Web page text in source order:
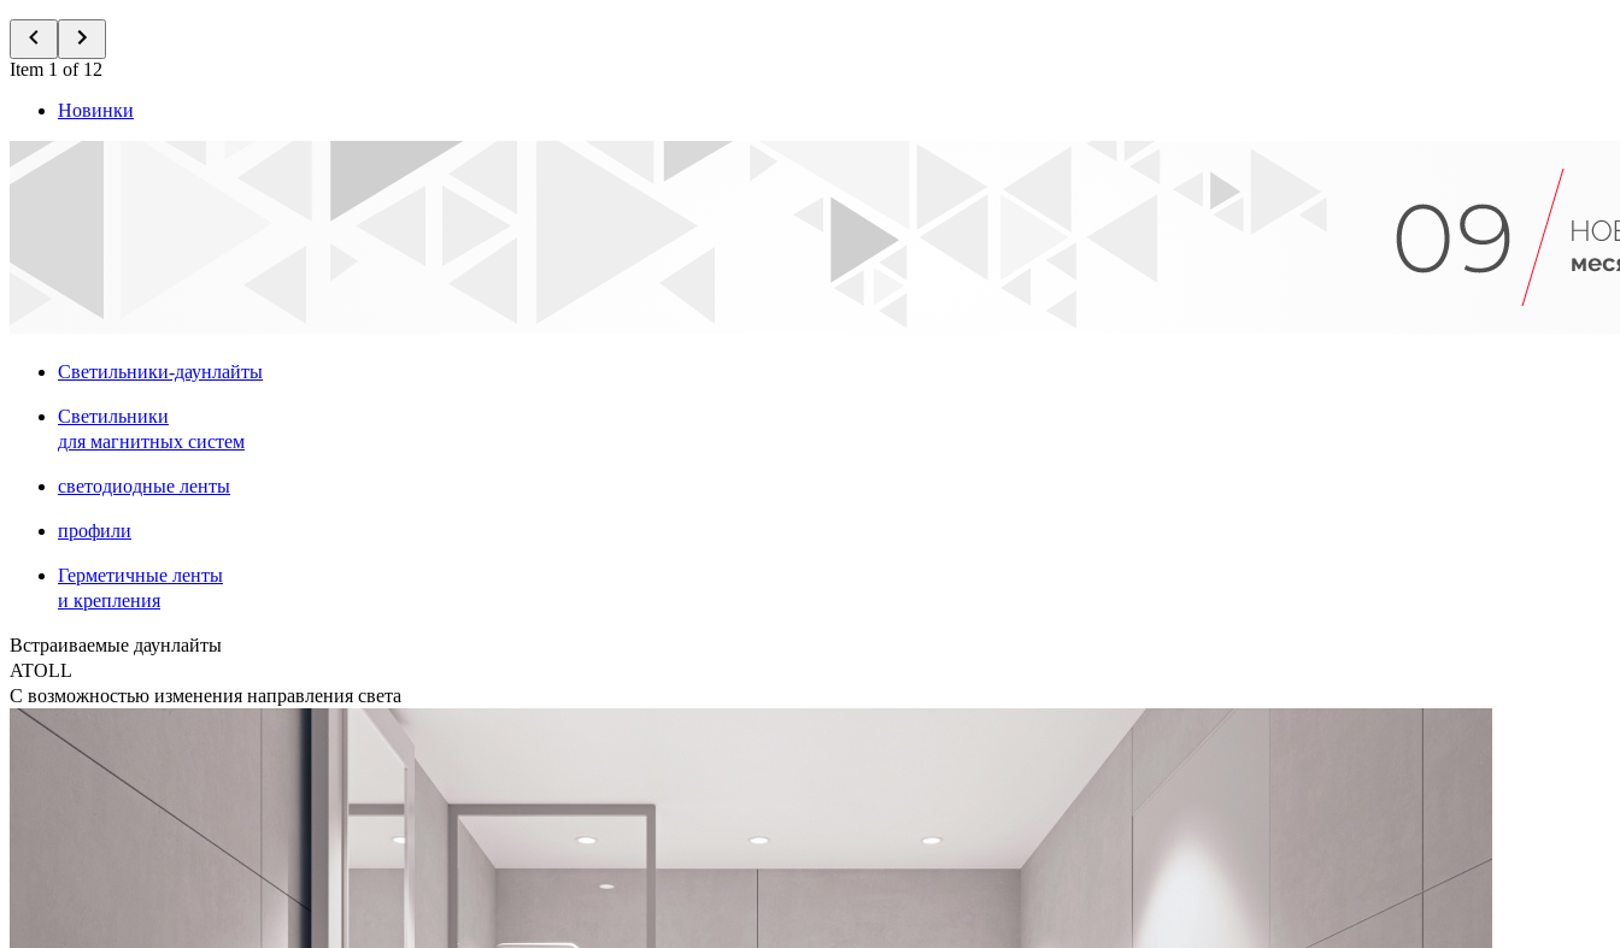
Item 1 of 12
Новинки
Светильники-даунлайты
Светильники
для магнитных систем
светодиодные ленты
профили
Герметичные ленты
и крепления
Встраиваемые даунлайты
ATOLL
С возможностью изменения направления света